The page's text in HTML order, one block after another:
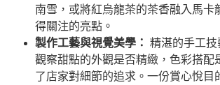
南雪，或將紅烏龍茶的茶香融入馬卡
得關注的亮點。
製作工藝與視覺美學： 精湛的手工技
觀察甜點的外觀是否精緻，色彩搭配
了店家對細節的追求。一份賞心悅目